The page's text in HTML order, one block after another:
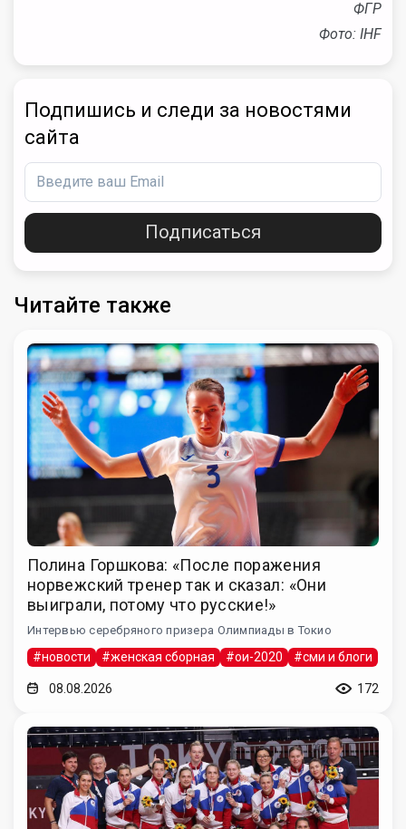
ФГР
Фото: IHF
Подпишись и следи за новостями
сайта
Подписаться
Читайте также
Полина Горшкова: «После поражения
норвежский тренер так и сказал: «Они
выиграли, потому что русские!»
Интервью серебряного призера Олимпиады в Токио
#новости #женская сборная #ои-2020 #сми и блоги
08.08.2026 172